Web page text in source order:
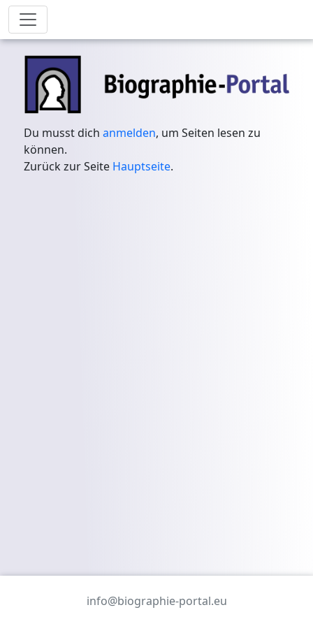
Du musst dichanmelden, um Seiten lesen zu
können.
Zurück zur Seite Hauptseite.
info@biographie-portal.eu